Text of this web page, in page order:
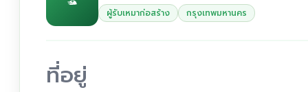
ผู้รับเหมาก่อสร้าง กรุงเทพมหานคร
ที่อยู่